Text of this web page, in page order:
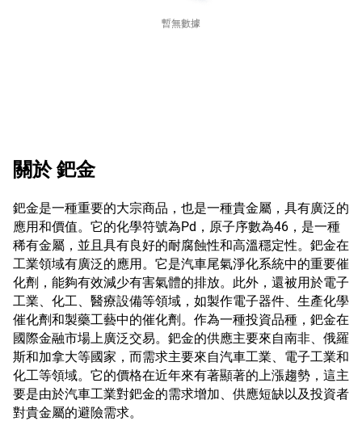
暫無數據
關於鈀金
鈀金是一種重要的大宗商品，也是一種貴金屬，具有廣泛的
應用和價值。它的化學符號為Pd，原子序數為46，是一種
稀有金屬，並且具有良好的耐腐蝕性和高溫穩定性。鈀金在
工業領域有廣泛的應用。它是汽車尾氣淨化系統中的重要催
化劑，能夠有效減少有害氣體的排放。此外，還被用於電子
工業、化工、醫療設備等領域，如製作電子器件、生產化學
催化劑和製藥工藝中的催化劑。作為一種投資品種，鈀金在
國際金融市場上廣泛交易。鈀金的供應主要來自南非、俄羅
斯和加拿大等國家，而需求主要來自汽車工業、電子工業和
化工等領域。它的價格在近年來有著顯著的上漲趨勢，這主
要是由於汽車工業對鈀金的需求增加、供應短缺以及投資者
對貴金屬的避險需求。